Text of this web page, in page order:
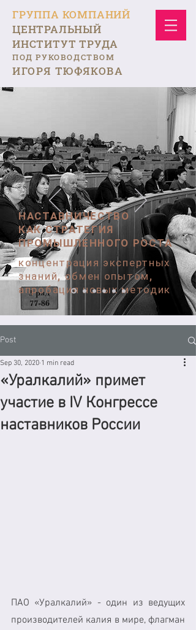
ГРУППА КОМПАНИЙ
ЦЕНТРАЛЬНЫЙ
ИНСТИТУТ ТРУДА
ПОД РУКОВОДСТВОМ
ИГОРЯ ТЮФЯКОВА
НАСТАВНИЧЕСТВО
КАК СТРАТЕГИЯ
ПРОМЫШЛЕННОГО РОСТА
концентрация экспертных
знаний, обмен опытом,
апробация новых методик
Post
«Уралкалий» примет
участие в IV Конгрессе
наставников России
Sep 30, 2020 1 min read
ПАО «Уралкалий» - один из ведущих
производителей калия в мире, флагман